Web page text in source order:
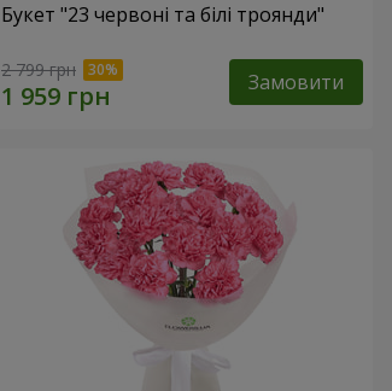
Букет "23 червоні та білі троянди"
2 799 грн Замовити